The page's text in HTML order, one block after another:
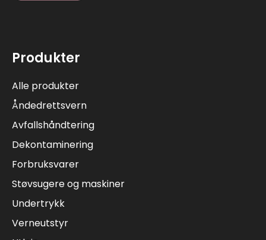
Produkter
Alle produkter
Åndedrettsvern
Avfallshåndtering
Dekontaminering
Forbruksvarer
Støvsugere og maskiner
Undertrykk
Verneutstyr